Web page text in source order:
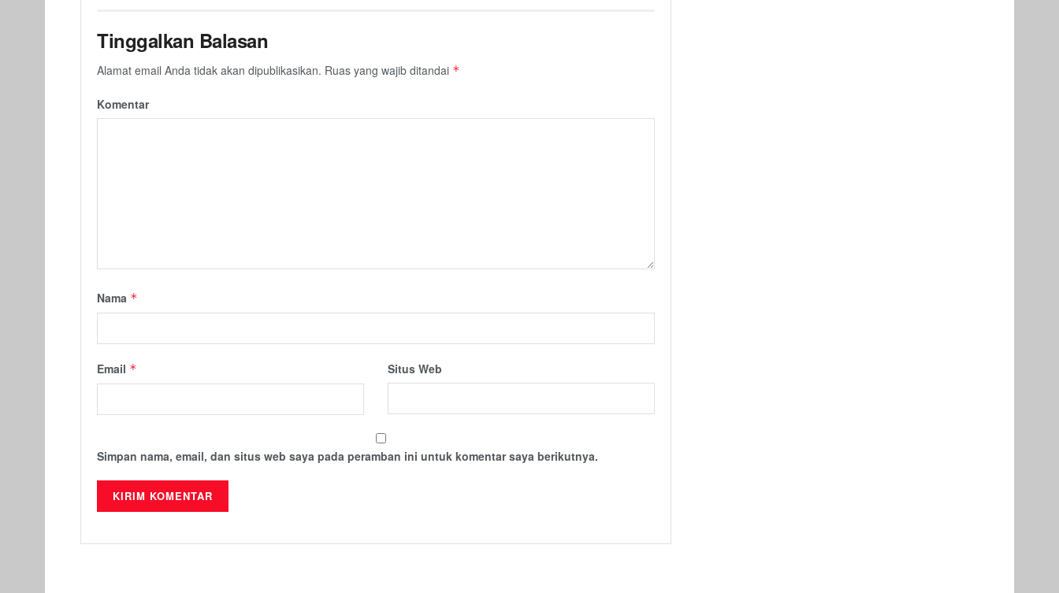
Tinggalkan Balasan
Alamat email Anda tidak akan dipublikasikan. Ruas yang wajib ditandai *
Komentar
Nama *
Email * Situs Web
Simpan nama, email, dan situs web saya pada peramban ini untuk komentar saya berikutnya.